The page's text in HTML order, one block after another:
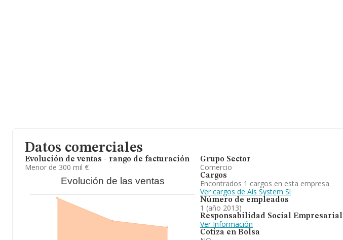
Datos comerciales
Evolución de ventas - rango de facturación
Menor de 300 mil €
Evolución de las ventas
Grupo Sector
Comercio
Cargos
Encontrados 1 cargos en esta empresa
Ver cargos de Ais System Sl
Número de empleados
1 (año 2013)
Responsabilidad Social Empresarial
Ver Información
Cotiza en Bolsa